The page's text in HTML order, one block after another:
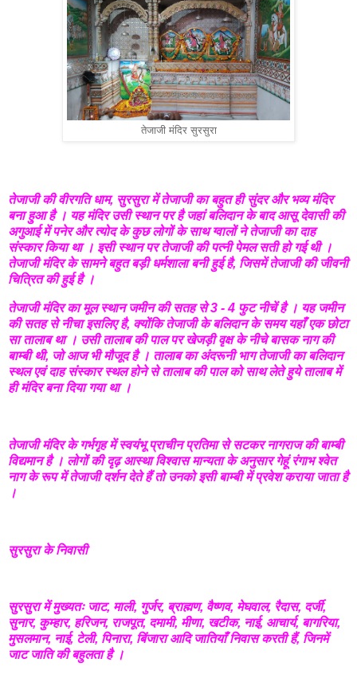
तेजाजी मंदिर सुरसुरा
तेजाजी की वीरगति धाम, सुरसुरा में तेजाजी का बहुत ही सुंदर और भव्य मंदिर
बना हुआ है । यह मंदिर उसी स्थान पर है जहां बलिदान के बाद आसू देवासी की
अगुआई में पनेर और त्योद के कुछ लोगों के साथ ग्वालों ने तेजाजी का दाह
संस्कार किया था । इसी स्थान पर तेजाजी की पत्नी पेमल सती हो गई थी ।
तेजाजी मंदिर के सामने बहुत बड़ी धर्मशाला बनी हुई है, जिसमें तेजाजी की जीवनी
चित्रित की हुई है ।
तेजाजी मंदिर का मूल स्थान जमीन की सतह से 3 - 4 फुट नीचें है । यह जमीन
की सतह से नीचा इसलिए है, क्योंकि तेजाजी के बलिदान के समय यहाँ एक छोटा
सा तालाब था । उसी तालाब की पाल पर खेजड़ी वृक्ष के नीचे बासक नाग की
बाम्बी थी, जो आज भी मौजूद है । तालाब का अंदरूनी भाग तेजाजी का बलिदान
स्थल एवं दाह संस्कार स्थल होने से तालाब की पाल को साथ लेते हुये तालाब में
ही मंदिर बना दिया गया था ।
तेजाजी मंदिर के गर्भगृह में स्वयंभू प्राचीन प्रतिमा से सटकर नागराज की बाम्बी
विद्यमान है । लोगों की दृढ़ आस्था विश्वास मान्यता के अनुसार गेहूं रंगाभ श्वेत
नाग के रूप में तेजाजी दर्शन देते हैं तो उनको इसी बाम्बी में प्रवेश कराया जाता है
।
सुरसुरा के निवासी
सुरसुरा में मुख्यतः जाट, माली, गुर्जर, ब्राह्मण, वैष्णव, मेघवाल, रैदास, दर्जी,
सुनार, कुम्हार, हरिजन, राजपूत, दमामी, मीणा, खटीक, नाई, आचार्य, बागरिया,
मुसलमान, नाई, टेली, पिनारा, बिंजारा आदि जातियाँ निवास करती हैं, जिनमें
जाट जाति की बहुलता है ।